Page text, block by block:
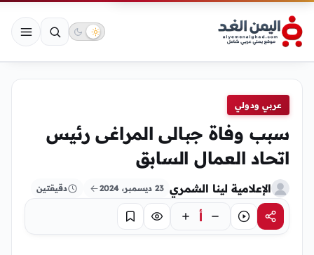
عربي ودولي
سبب وفاة جبالى المراغى رئيس
اتحاد العمال السابق
الإعلامية لينا الشمري 23 ديسمبر، 2024 دقيقتين
مشاركةاستماع أ تركيز حفظ